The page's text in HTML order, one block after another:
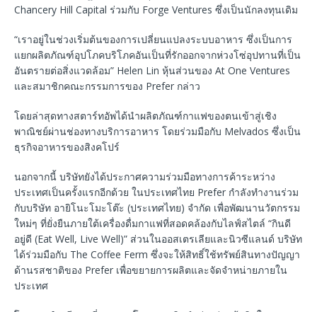
Chancery Hill Capital ร่วมกับ Forge Ventures ซึ่งเป็นนักลงทุนเดิม
“เราอยู่ในช่วงเริ่มต้นของการเปลี่ยนแปลงระบบอาหาร ซึ่งเป็นการ
แยกผลิตภัณฑ์อุปโภคบริโภคอันเป็นที่รักออกจากห่วงโซ่อุปทานที่เป็น
อันตรายต่อสิ่งแวดล้อม” Helen Lin หุ้นส่วนของ At One Ventures
และสมาชิกคณะกรรมการของ Prefer กล่าว
โดยล่าสุดทางสตาร์ทอัพได้นำผลิตภัณฑ์กาแฟของตนเข้าสู่เชิง
พาณิชย์ผ่านช่องทางบริการอาหาร โดยร่วมมือกับ Melvados ซึ่งเป็น
ธุรกิจอาหารของสิงคโปร์
นอกจากนี้ บริษัทยังได้ประกาศความร่วมมือทางการค้าระหว่าง
ประเทศเป็นครั้งแรกอีกด้วย ในประเทศไทย Prefer กำลังทำงานร่วม
กับบริษัท อายิโนะโมะโต๊ะ (ประเทศไทย) จำกัด เพื่อพัฒนานวัตกรรม
ใหม่ๆ ที่ยั่งยืนภายใต้เครื่องดื่มกาแฟที่สอดคล้องกับไลฟ์สไตล์ “กินดี
อยู่ดี (Eat Well, Live Well)” ส่วนในออสเตรเลียและนิวซีแลนด์ บริษัท
ได้ร่วมมือกับ The Coffee Ferm ซึ่งจะให้สิทธิ์ใช้ทรัพย์สินทางปัญญา
ด้านรสชาติของ Prefer เพื่อขยายการผลิตและจัดจำหน่ายภายใน
ประเทศ